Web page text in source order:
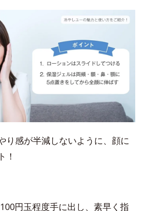
り感が半減しないように、顔に
！
円玉程度手に出し、素早く指